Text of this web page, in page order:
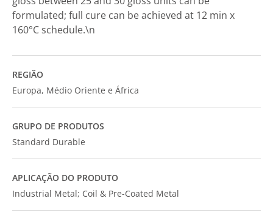
formulated; full cure can be achieved at 12 min x
160°C schedule.\n
REGIÃO
Europa, Médio Oriente e África
GRUPO DE PRODUTOS
Standard Durable
APLICAÇÃO DO PRODUTO
Industrial Metal; Coil & Pre-Coated Metal